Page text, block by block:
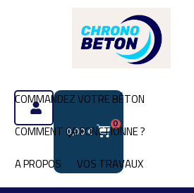
COMMANDEZ VOTRE BÉTON
COMMENT ÇA FONCTIONNE ?
A PROPOS
VOS TRAVAUX
0,00€
0